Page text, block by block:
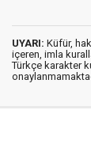
UYARI: Küfür,
içeren, imla
Türkçe karakter